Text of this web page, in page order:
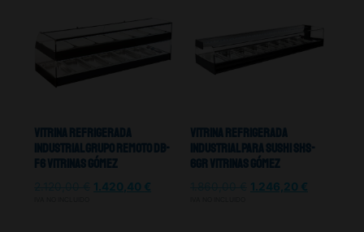
Vitrina Refrigerada
Industrial Grupo Remoto DB-
F6 Vitrinas Gómez
1.420,40 €
Vitrina Refrigerada
Industrial Para Sushi SHS-
6GR Vitrinas Gómez
1.246,20 €